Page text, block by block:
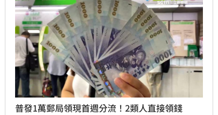
普發1萬郵局領現首週分流！2類人直接領錢